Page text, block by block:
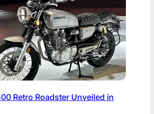
Retro Roadster Unveiled in